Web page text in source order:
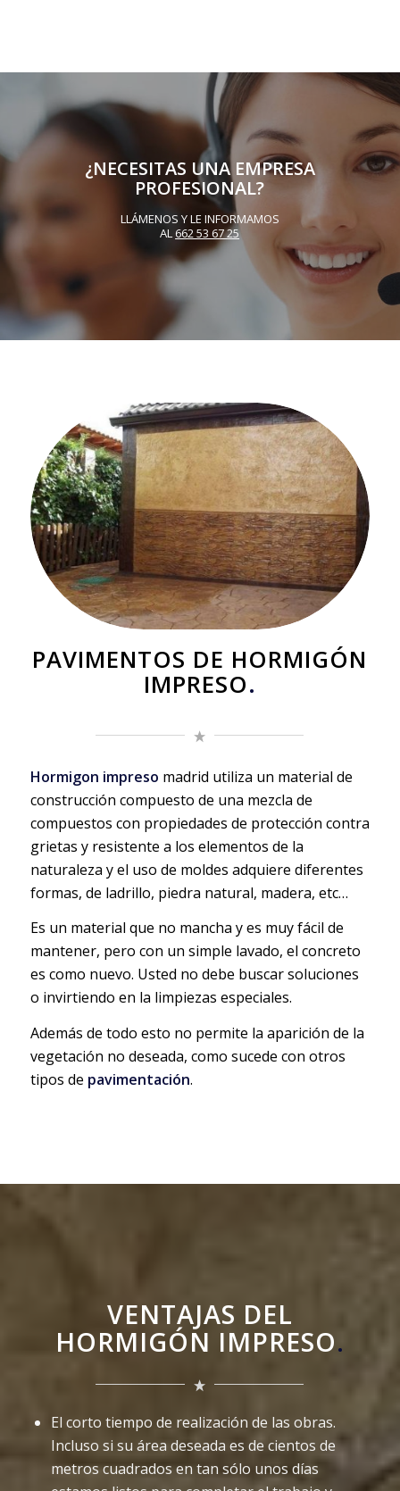
¿NECESITAS UNA EMPRESA
PROFESIONAL?
LLÁMENOS Y LE INFORMAMOS
AL 662 53 67 25
PAVIMENTOS DE HORMIGÓN
IMPRESO.
Hormigon impreso madrid utiliza un material de
construcción compuesto de una mezcla de
compuestos con propiedades de protección contra
grietas y resistente a los elementos de la
naturaleza y el uso de moldes adquiere diferentes
formas, de ladrillo, piedra natural, madera, etc…
Es un material que no mancha y es muy fácil de
mantener, pero con un simple lavado, el concreto
es como nuevo. Usted no debe buscar soluciones
o invirtiendo en la limpiezas especiales.
Además de todo esto no permite la aparición de la
vegetación no deseada, como sucede con otros
tipos de pavimentación.
VENTAJAS DEL
HORMIGÓN IMPRESO.
El corto tiempo de realización de las obras.
Incluso si su área deseada es de cientos de
metros cuadrados en tan sólo unos días